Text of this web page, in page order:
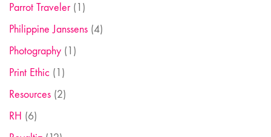
Parrot Traveler(1)
Philippine Janssens (4)
Photography (1)
Print Ethic (1)
Resources (2)
RH (6)